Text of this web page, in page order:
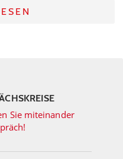
Sie miteinander